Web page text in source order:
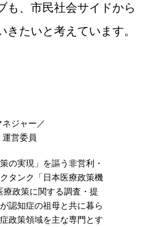
も、市民社会サイドから
たいと考えています。
ジャー／
営委員
の実現」を謳う非営利・
タンク「日本医療政策機
療政策に関する調査・提
認知症の祖母と共に暮ら
政策領域を主な専門とす